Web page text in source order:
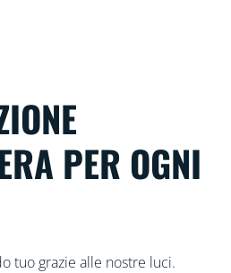
PER OGNI
tuo grazie alle nostre luci.